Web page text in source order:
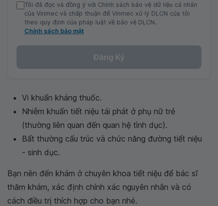
Tôi đã đọc và đồng ý với Chính sách bảo vệ dữ liệu cá nhân
của Vinmec và chấp thuận để Vinmec xử lý DLCN của tôi
theo quy định của pháp luật về bảo vệ DLCN.
Chính sách bảo mật
Đăng Ký
Vi khuẩn kháng thuốc.
Nhiễm khuẩn tiết niệu tái phát ở phụ nữ trẻ
(thường liên quan đến quan hệ tình dục).
Bất thường cấu trúc và chức năng đường tiết niệu
- sinh dục.
Bạn nên đến khám ở chuyên khoa tiết niệu để bác sĩ
thăm khám, xác định chính xác nguyên nhân và có
cách điều trị thích hợp cho bạn nhé.